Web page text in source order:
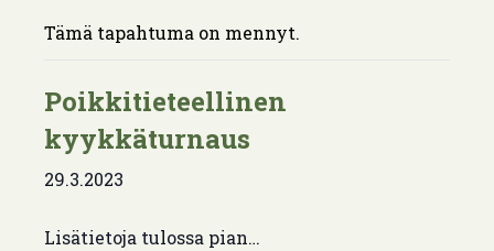
Tämä tapahtuma on mennyt.
Poikkitieteellinen
kyykkäturnaus
29.3.2023
Lisätietoja tulossa pian…